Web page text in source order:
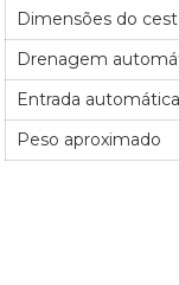
Dimensões do
Drenagem
Entrada
Peso aproximado